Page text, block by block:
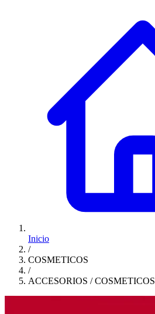
Inicio
/
COSMETICOS
/
ACCESORIOS / COSMETICOS